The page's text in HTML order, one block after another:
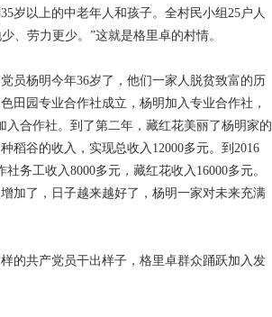
岁以上的中老年人和孩子。全村民小组25户人
、劳力更少。”这就是格里卓的村情。
员杨明今年36岁了，他们一家人脱贫致富的历
田园专业合作社成立，杨明加入专业合作社，
合作社。到了第二年，藏红花美丽了杨明家的
稻谷的收入，实现总收入12000多元。到2016
务工收入8000多元，藏红花收入16000多元。
加了，日子越来越好了，杨明一家对未来充满
的共产党员干出样子，格里卓群众踊跃加入发